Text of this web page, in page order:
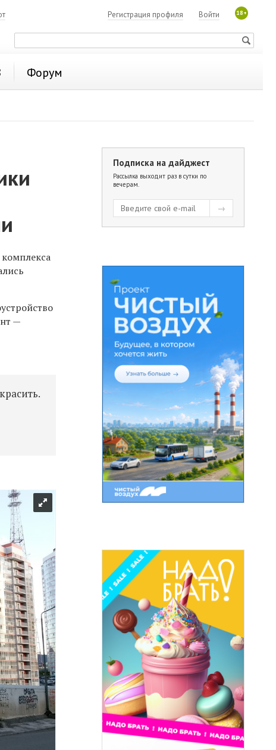
18+
Войти
Регистрация профиля
Форум
—
Подписка на дайджест
Рассылка выходит раз в сутки по
вечерам.